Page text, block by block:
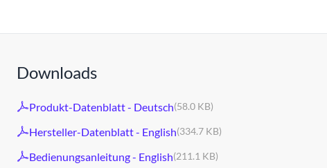
Downloads
Produkt-Datenblatt - Deutsch(58.0 KB)
Hersteller-Datenblatt - English(334.7 KB)
Bedienungsanleitung - English(211.1 KB)